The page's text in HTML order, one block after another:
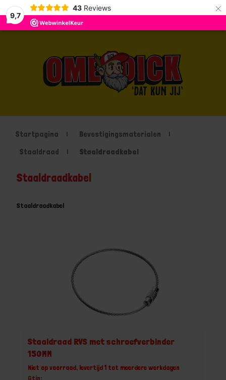
9,7
43 Reviews ×
Startpagina
Bevestigingsmaterialen
Staaldraad
Staaldraadkabel
Staaldraadkabel
Staaldraadkabel
Staaldraad RVS met schroefverbinder
150MM
Niet op voorraad, levertijd 1 tot meerdere werkdagen
Gtin: